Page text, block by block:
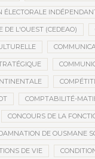
ÉLECTORALE
DE L'OUEST (CEDEAO)
COMPTABILITÉ-
CONCOURS DE LA
DE OUSMANE
DE VIE